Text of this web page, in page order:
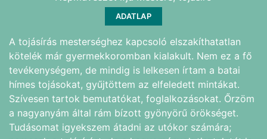
ADATLAP
A tojásírás mesterséghez kapcsoló elszakíthatatlan
kötelék már gyermekkoromban kialakult. Nem ez a fő
tevékenységem, de mindig is lelkesen írtam a batai
hímes tojásokat, gyűjtöttem az elfeledett mintákat.
Szívesen tartok bemutatókat, foglalkozásokat. Őrzöm
a nagyanyám által rám bízott gyönyörű örökséget.
Tudásomat igyekszem átadni az utókor számára;